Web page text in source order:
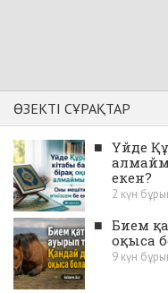
ӨЗЕКТІ СҰРАҚТАР
■ Үйде
екен?
2 күн
■ Бием
оқыса
9 күн